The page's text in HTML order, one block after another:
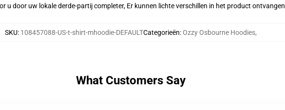
u door uw lokale derde-partij completer, Er kunnen lichte verschillen in het product ontvangen
SKU: 108457088-US-t-shirt-mhoodie-DEFAULTCategorieën:Ozzy Osbourne Hoodies,
What Customers Say